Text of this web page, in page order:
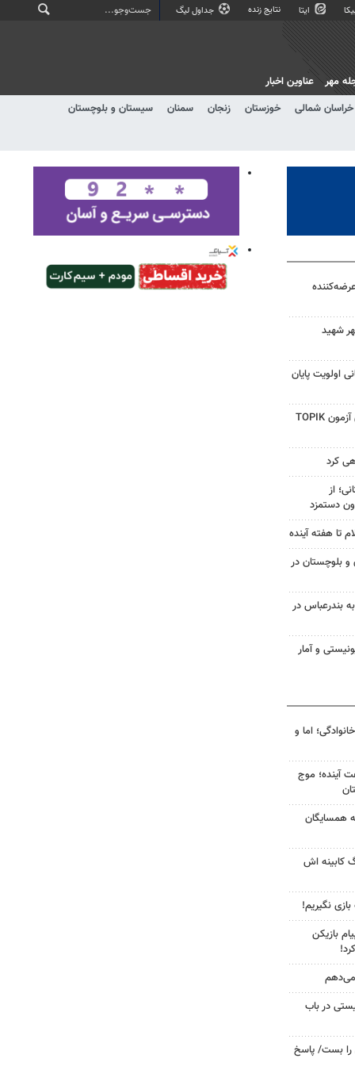
ایتا نتایج زنده جداول لیگ
خراسان شمالی خوزستان زنجان سمنان
سیستان و بلوچستان
مهر عناوین اخبار
عرضه‌کننده
شهید
اولویت پایان
راه‌اندازی رشته کره‌ای و برگزاری آزمون TOPIK
کرد
از
دستمزد
تا هفته آینده
و بلوچستان در
بندرعباس در
و آمار
اما و
کشور در ۷۲ ساعت آینده؛ موج
همسایگان
کابینه اش
بازی نگیریم!
بازیکن
می‌دهم
در باب
را بست/ پاسخ